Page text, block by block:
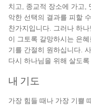
치고, 종교적 장소에 가고,
악한 선택의 결과를 피할
찬가지입니다. 그러나 하
이 그토록 갈망하시는 은
기를 간절히 원하십니다.
다시 하나님을 위해 살도
내 기도
가장 힘들 때나 가장 기쁠